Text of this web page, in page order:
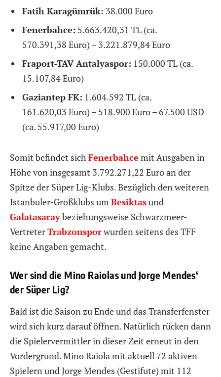
Fatih Karagümrük: 38.000 Euro
Fenerbahce: 5.663.420,31 TL (ca.
570.391,38 Euro) – 3.221.879,84 Euro
Fraport-TAV Antalyaspor: 150.000 TL (ca.
15.107,84Euro)
Gaziantep FK: 1.604.592 TL (ca.
161.620,03 Euro) – 518.900 Euro – 67.500 USD
(ca. 55.917,00 Euro)
Somit befindet sichFenerbahce mit Ausgaben in
Höhe von insgesamt 3.792.271,22 Euro an der
Spitze der Süper Lig-Klubs. Bezüglich den weiteren
Istanbuler-Großklubs um Besiktasund
Galatasaraybeziehungsweise Schwarzmeer-
VertreterTrabzonsporwurden seitens des TFF
keine Angaben gemacht.
Wer sind die Mino Raiolas und Jorge Mendes‘
der Süper Lig?
Bald ist die Saison zu Ende und das Transferfenster
wird sich kurz darauf öffnen. Natürlich rücken dann
die Spielervermittler in dieser Zeit erneut in den
Vordergrund. Mino Raiola mit aktuell 72 aktiven
Spielern und Jorge Mendes (Gestifute) mit 112